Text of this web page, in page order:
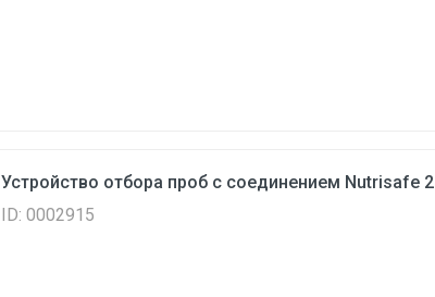
Устройство отбора проб с соединением Nutrisafe 2
ID: 0002915